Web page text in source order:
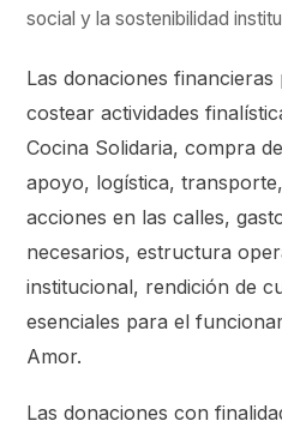
social y la sostenibilidad
Las donaciones
costear actividades
Cocina Solidaria, compra
apoyo, logística,
acciones en las calles,
necesarios, estructura
institucional, rendición de
esenciales para el
Amor.
Las donaciones con